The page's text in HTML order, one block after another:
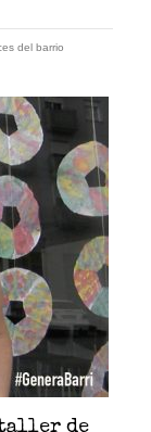
del barrio
taller de